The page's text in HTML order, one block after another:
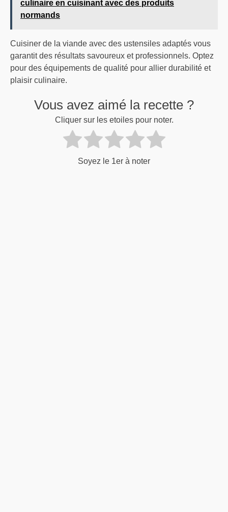
culinaire en cuisinant avec des produits
normands
Cuisiner de la viande avec des ustensiles adaptés vous
garantit des résultats savoureux et professionnels. Optez
pour des équipements de qualité pour allier durabilité et
plaisir culinaire.
Vous avez aimé la recette ?
Cliquer sur les etoiles pour noter.
Soyez le 1er à noter